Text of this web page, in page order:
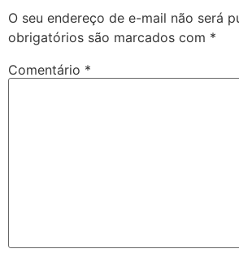
O seu endereço de e-mail não será
obrigatórios são marcados com *
Comentário *